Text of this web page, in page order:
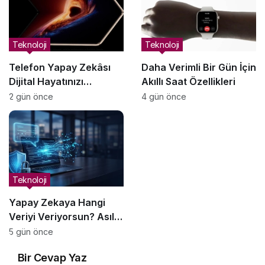
Telefon Yapay Zekâsı
Dijital Hayatınızı
Yönetmeye Nasıl
Yardımcı Olabilir?
Teknoloji
2 gün önce
Daha Verimli Bir Gün İçin
Akıllı Saat Özellikleri
Teknoloji
4 gün önce
Yapay Zekaya Hangi
Veriyi Veriyorsun? Asıl
Risk Ürettiğin Değil,
Teknoloji
5 gün önce
Bir Cevap Yaz